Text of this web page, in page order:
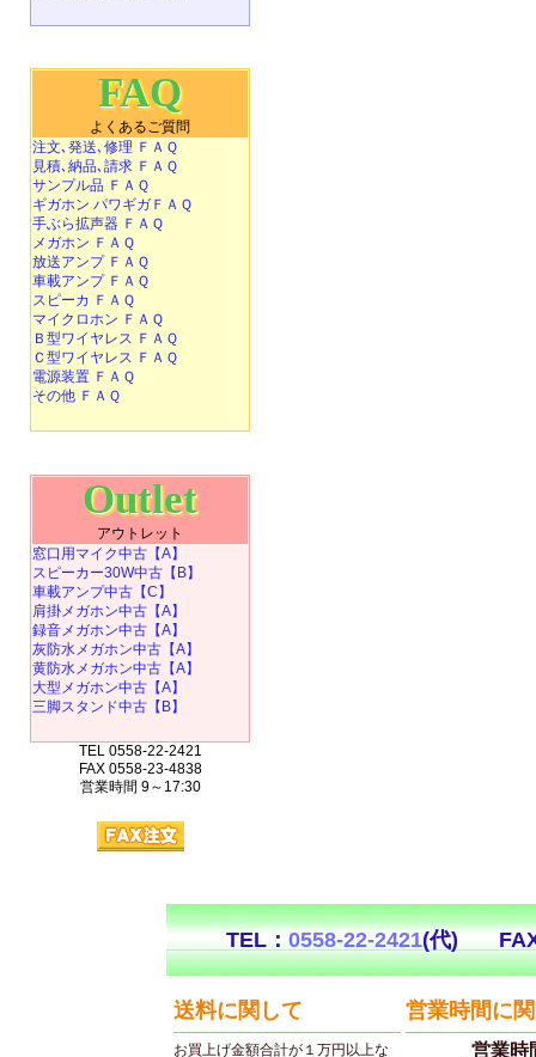
FAQ
よくあるご質問
注文､発送､修理 ＦＡＱ
見積､納品､請求 ＦＡＱ
サンプル品 ＦＡＱ
ギガホン パワギガＦＡＱ
手ぶら拡声器 ＦＡＱ
メガホン ＦＡＱ
放送アンプ ＦＡＱ
車載アンプ ＦＡＱ
スピーカ ＦＡＱ
マイクロホン ＦＡＱ
Ｂ型ワイヤレス ＦＡＱ
Ｃ型ワイヤレス ＦＡＱ
電源装置 ＦＡＱ
その他 ＦＡＱ
Outlet
アウトレット
窓口用マイク中古【A】
スピーカー30W中古【B】
車載アンプ中古【C】
肩掛メガホン中古【A】
録音メガホン中古【A】
灰防水メガホン中古【A】
黄防水メガホン中古【A】
大型メガホン中古【A】
三脚スタンド中古【B】
TEL 0558-22-2421
FAX 0558-23-4838
営業時間 9～17:30